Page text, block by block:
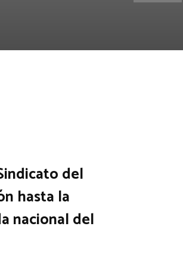
del
hasta la
nacional del